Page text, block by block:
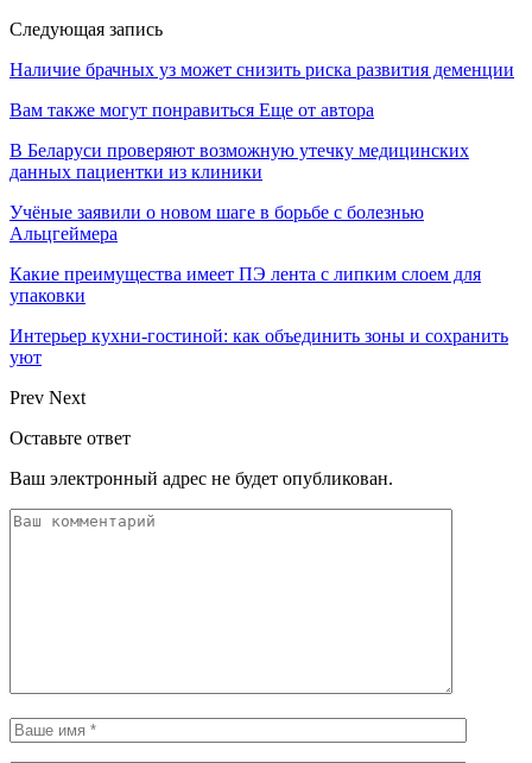
Следующая запись
Наличие брачных уз может снизить риска развития деменции
Вам также могут понравиться Еще от автора
В Беларуси проверяют возможную утечку медицинских
данных пациентки из клиники
Учёные заявили о новом шаге в борьбе с болезнью
Альцгеймера
Какие преимущества имеет ПЭ лента с липким слоем для
упаковки
Интерьер кухни-гостиной: как объединить зоны и сохранить
уют
Prev Next
Оставьте ответ
Ваш электронный адрес не будет опубликован.